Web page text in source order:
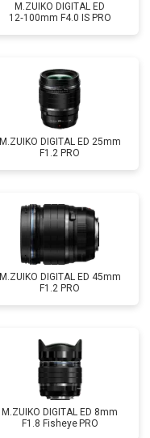
M.ZUIKO DIGITAL ED
12‑100mm F4.0 IS PRO
M.ZUIKO DIGITAL ED 25mm
F1.2 PRO
M.ZUIKO DIGITAL ED 45mm
F1.2 PRO
M.ZUIKO DIGITAL ED 8mm
F1.8 Fisheye PRO